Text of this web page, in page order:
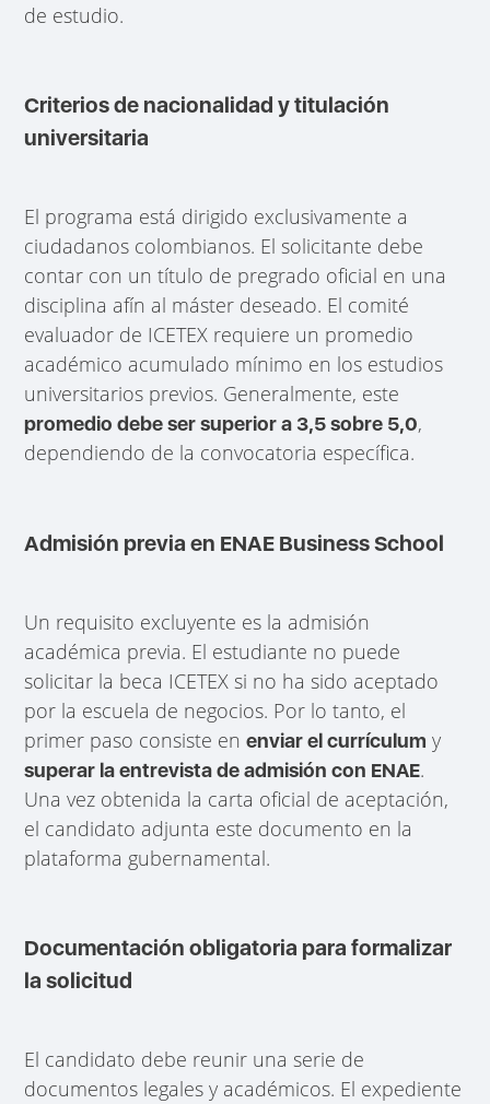
de estudio.
Criterios de nacionalidad y titulación
universitaria
El programa está dirigido exclusivamente a
ciudadanos colombianos. El solicitante debe
contar con un título de pregrado oficial en una
disciplina afín al máster deseado. El comité
evaluador de ICETEX requiere un promedio
académico acumulado mínimo en los estudios
universitarios previos. Generalmente, este
promedio debe ser superior a 3,5 sobre 5,0,
dependiendo de la convocatoria específica.
Admisión previa en ENAE Business School
Un requisito excluyente es la admisión
académica previa. El estudiante no puede
solicitar la beca ICETEX si no ha sido aceptado
por la escuela de negocios. Por lo tanto, el
primer paso consiste enenviar el currículum y
superar la entrevista de admisión con ENAE.
Una vez obtenida la carta oficial de aceptación,
el candidato adjunta este documento en la
plataforma gubernamental.
Documentación obligatoria para formalizar
la solicitud
El candidato debe reunir una serie de
documentos legales y académicos. El expediente